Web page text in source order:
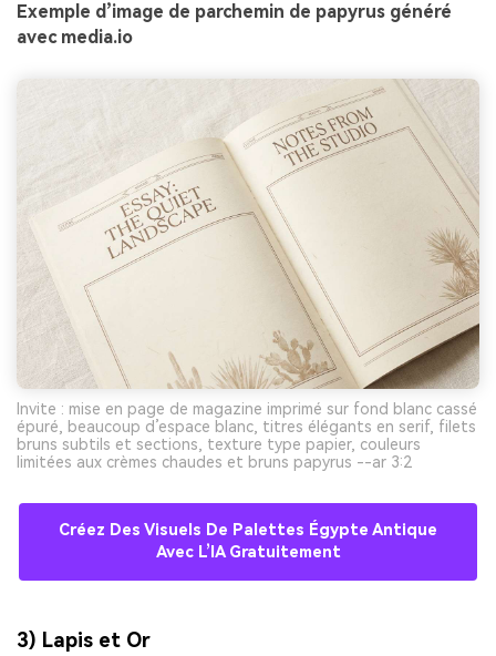
Exemple d’image de parchemin de papyrus généré
avec media.io
Invite : mise en page de magazine imprimé sur fond blanc cassé
épuré, beaucoup d’espace blanc, titres élégants en serif, filets
bruns subtils et sections, texture type papier, couleurs
limitées aux crèmes chaudes et bruns papyrus --ar 3:2
Créez Des Visuels De Palettes Égypte Antique
Avec L’IA Gratuitement
3) Lapis et Or